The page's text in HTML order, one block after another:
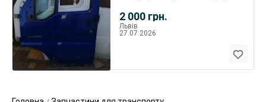
2 000 грн.
Львів
27.07.2026